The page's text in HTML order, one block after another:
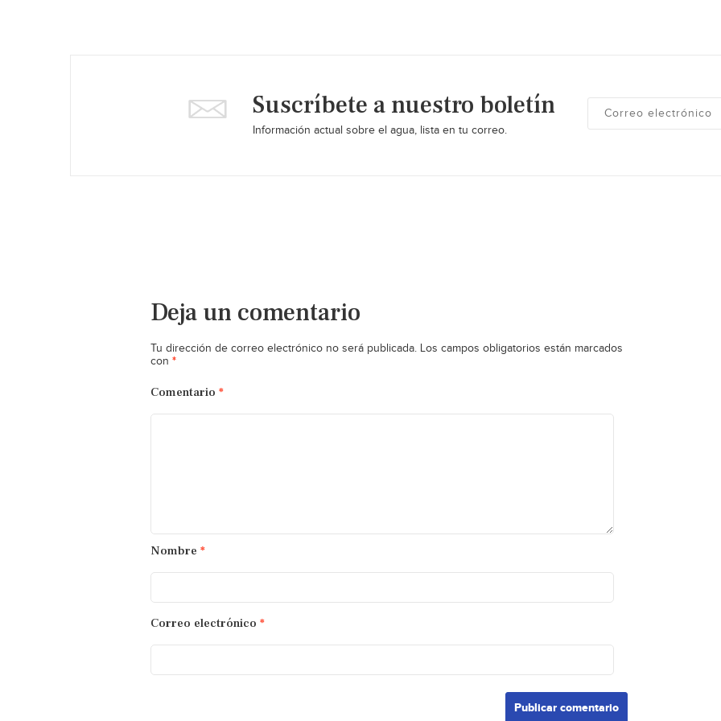
Suscríbete a nuestro boletín
Información actual sobre el agua, lista en tu correo.
Deja un comentario
Tu dirección de correo electrónico no será publicada. Los campos obligatorios están marcados
con *
Comentario *
Nombre *
Correo electrónico *